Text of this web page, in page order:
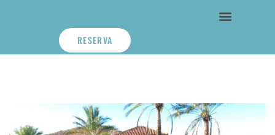
RESERVA